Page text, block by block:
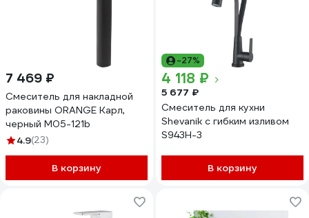
7 469 ₽
Смеситель для накладной
раковины ORANGE Карл,
черный M05-121b
4.9(23)
В корзину
-27%
4 118 ₽
5 677 ₽
Смеситель для кухни
Shevanik с гибким изливом
S943H-3
В корзину